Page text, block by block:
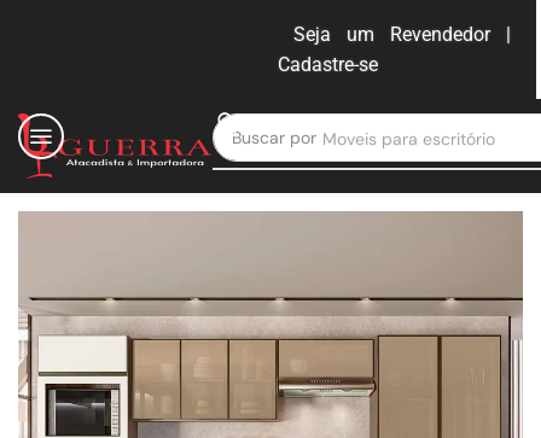
Seja um Revendedor |
Cadastre-se
Buscar por Moveis para escritório